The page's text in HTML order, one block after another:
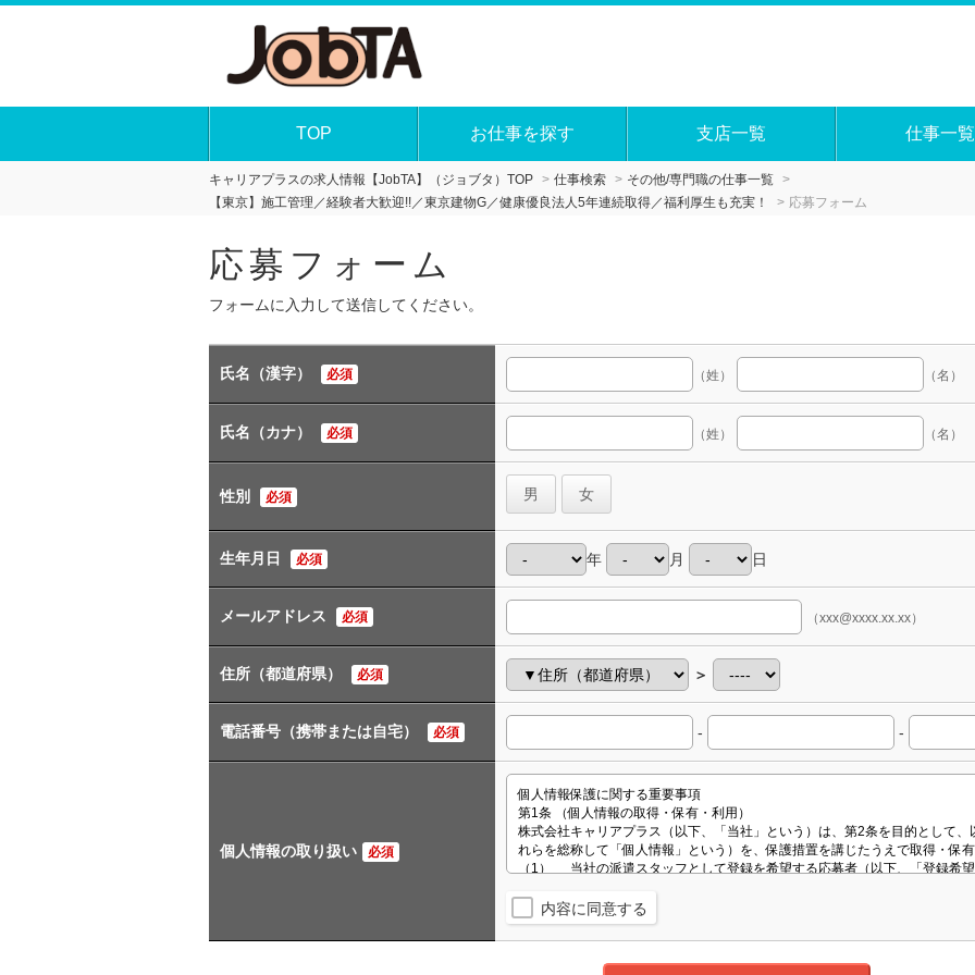
TOP お仕事を探す 支店一覧 仕事一覧
キャリアプラスの求人情報【JobTA】（ジョブタ）TOP 仕事検索
その他/専門職の仕事一覧
【東京】施工管理／経験者大歓迎!!／東京建物G／健康優良法人5年連続取得／福利厚生も充実！
応募フォーム
応募フォーム
フォームに入力して送信してください。
氏名（漢字） 必須 （姓） （名）
氏名（カナ） 必須 （姓） （名）
性別 必須 男 女
生年月日 必須 年 月 日
メールアドレス 必須 （xxx@xxxx.xx.xx）
住所（都道府県） 必須 ＞
電話番号（携帯または自宅） 必須 - -
個人情報の取り扱い 必須
内容に同意する